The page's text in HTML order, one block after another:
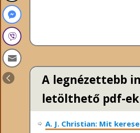
A legnézettebb
letölthető pdf-ek
A. J. Christian: Mit